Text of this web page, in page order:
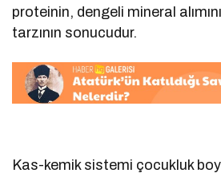
proteinin, dengeli mineral
tarzının sonucudur.
Kas-kemik sistemi çocukluk